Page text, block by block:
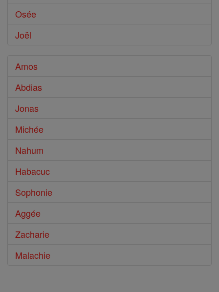
Osée
Joël
Amos
Abdias
Jonas
Michée
Nahum
Habacuc
Sophonie
Aggée
Zacharie
Malachie